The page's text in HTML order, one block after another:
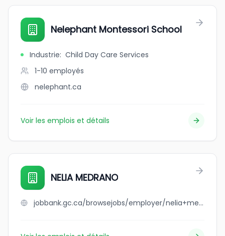
Nelephant Montessori School
Industrie: Child Day Care Services
1-10 employés
nelephant.ca
Voir les emplois et détails
NELIA MEDRANO
jobbank.gc.ca/browsejobs/employer/nelia+medrano/ca